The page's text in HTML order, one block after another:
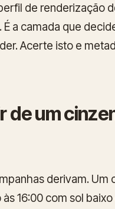
de renderização
a camada que
Acerte isto e
de um
derivam.
16:00 com sol